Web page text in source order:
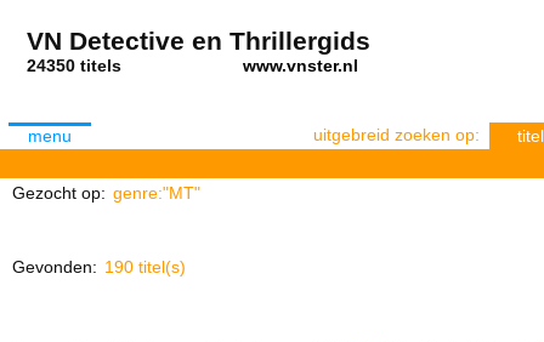
VN Detective en Thrillergids
24350 titels www.vnster.nl
menu uitgebreid zoeken op: titel
Gezocht op: genre:"MT"
Gevonden: 190 titel(s)